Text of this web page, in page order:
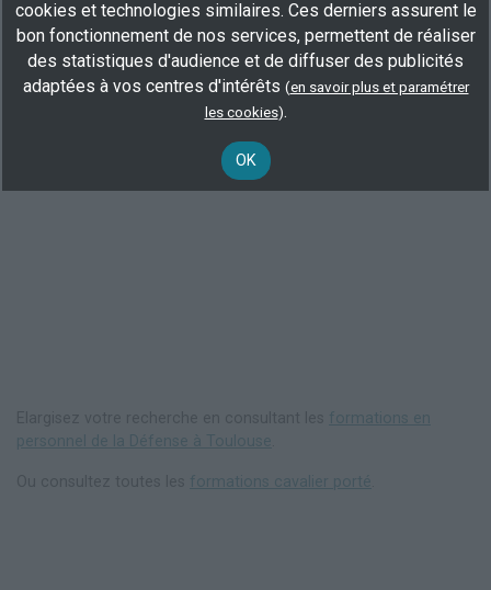
formations en
personnel de la Défense à Toulouse
formations cavalier porté
cookies et technologies similaires. Ces derniers assurent le
bon fonctionnement de nos services, permettent de réaliser
des statistiques d'audience et de diffuser des publicités
adaptées à vos centres d'intérêts (en savoir plus et paramétrer
les cookies).
OK